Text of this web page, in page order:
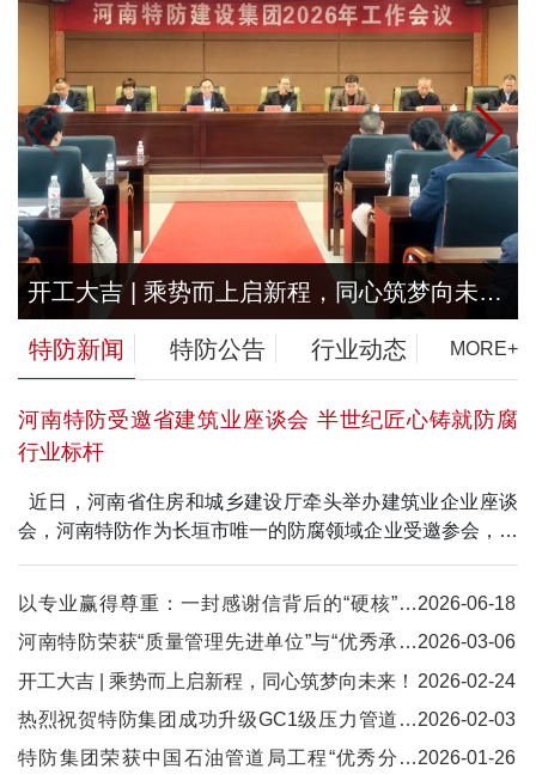
开工大吉 | 乘势而上启新程，同心筑梦向未
来！
特防新闻
特防公告 行业动态 MORE+
河南特防受邀省建筑业座谈会 半世纪匠心铸就防腐
行业标杆
近日，河南省住房和城乡建设厅牵头举办建筑业企业座谈
会，河南特防作为长垣市唯一的防腐领域企业受邀参会，并
目为河南特防锤炼出扎实的实操经验：从刘家峡水电站、辽
河油田项目，到国内火电、风电、炼化厂区的防腐工程，再
到俄罗斯、沙特等“一带一路”沿线国家的石化项目，经跨区
经验，深耕各细分领域，构建出行业独有的技术壁垒，建成
了覆盖各类极端工况的数据库，梳理出上万组工艺参数，是
以专业赢得尊重：一封感谢信背后的“硬核”实
力！
2026-06-18
河南特防荣获“质量管理先进单位”与“优秀承包
商”双项殊荣
2026-03-06
开工大吉 | 乘势而上启新程，同心筑梦向未来！ 2026-02-24
热烈祝贺特防集团成功升级GC1级压力管道安
装资质!
2026-02-03
特防集团荣获中国石油管道局工程“优秀分包2026-01-26